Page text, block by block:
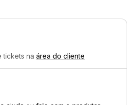
tickets na área do cliente